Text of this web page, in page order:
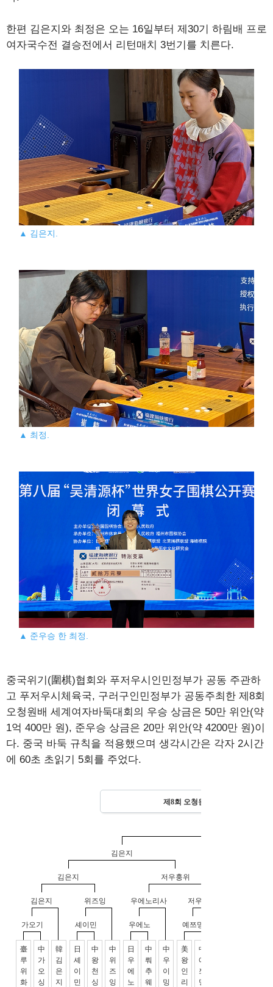
한편 김은지와 최정은 오는 16일부터 제30기 하림배 프로
여자국수전 결승전에서 리턴매치 3번기를 치른다.
▲ 김은지.
▲ 최정.
▲ 준우승 한 최정.
중국위기(圍棋)협회와 푸저우시인민정부가 공동 주관하
고 푸저우시체육국, 구러구인민정부가 공동주최한 제8회
오청원배 세계여자바둑대회의 우승 상금은 50만 위안(약
1억 400만 원), 준우승 상금은 20만 위안(약 4200만 원)이
다. 중국 바둑 규칙을 적용했으며 생각시간은 각자 2시간
에 60초 초읽기 5회를 주었다.